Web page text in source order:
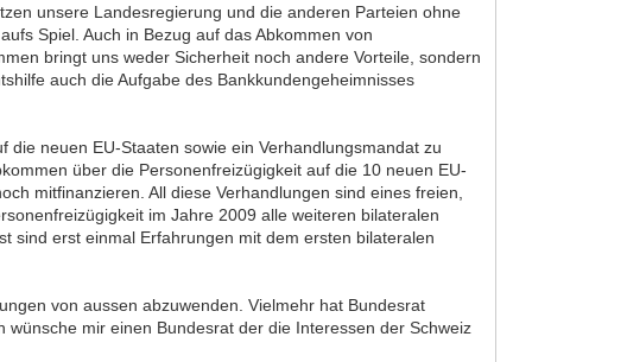
unsere Landesregierung und die anderen Parteien ohne
Spiel. Auch in Bezug auf das Abkommen von
bringt uns weder Sicherheit noch andere Vorteile, sondern
auch die Aufgabe des Bankkundengeheimnisses
neuen EU-Staaten sowie ein Verhandlungsmandat zu
über die Personenfreizügigkeit auf die 10 neuen EU-
mitfinanzieren. All diese Verhandlungen sind eines freien,
im Jahre 2009 alle weiteren bilateralen
sind erst einmal Erfahrungen mit dem ersten bilateralen
von aussen abzuwenden. Vielmehr hat Bundesrat
mir einen Bundesrat der die Interessen der Schweiz